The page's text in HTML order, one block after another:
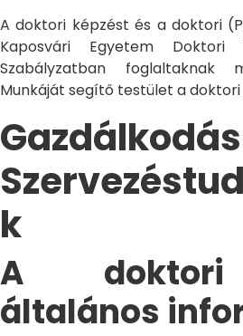
A doktori képzést és a doktori
Kaposvári Egyetem
Szabályzatban foglaltaknak
Munkáját segítő testület a doktori
k
A
általános